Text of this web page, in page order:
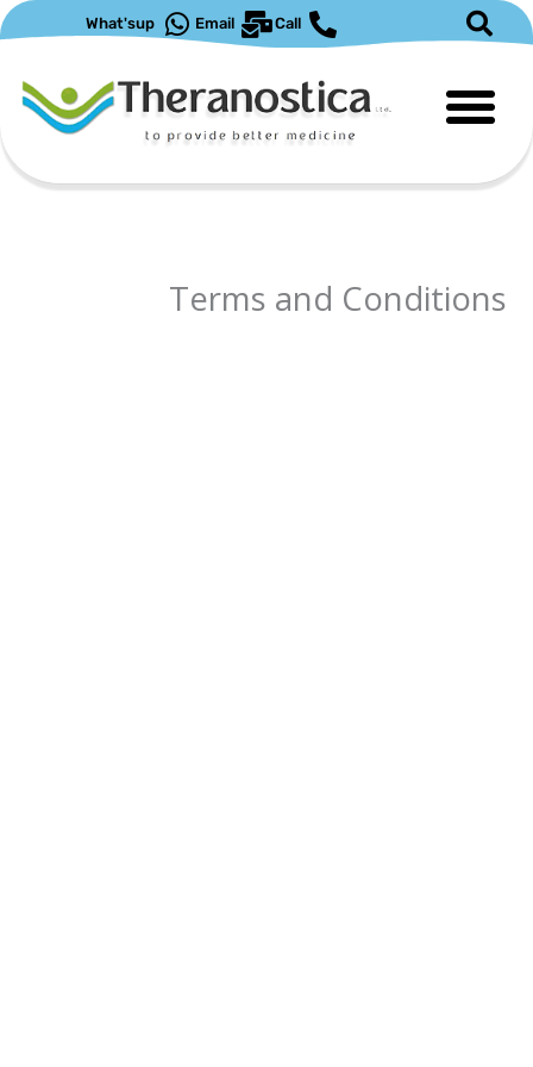
Call
Email
What'sup
Terms and Conditions